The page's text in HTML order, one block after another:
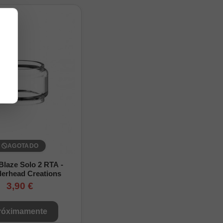
AGOTADO
Solo 2 RTA -
Creations
3,90 €